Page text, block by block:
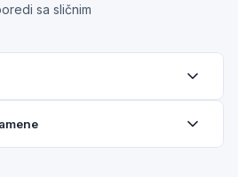
sa sličnim